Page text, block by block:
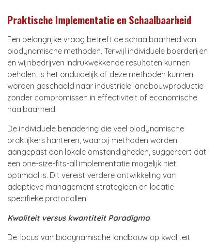
Praktische Implementatie en Schaalbaarheid
Een belangrijke vraag betreft de schaalbaarheid van
biodynamische methoden. Terwijl individuele boerderijen
en wijnbedrijven indrukwekkende resultaten kunnen
behalen, is het onduidelijk of deze methoden kunnen
worden geschaald naar industriële landbouwproductie
zonder compromissen in effectiviteit of economische
haalbaarheid.
De individuele benadering die veel biodynamische
praktijkers hanteren, waarbij methoden worden
aangepast aan lokale omstandigheden, suggereert dat
een one-size-fits-all implementatie mogelijk niet
optimaal is. Dit vereist verdere ontwikkeling van
adaptieve management strategieën en locatie-
specifieke protocollen.
Kwaliteit versus kwantiteit Paradigma
De focus van biodynamische landbouw op kwaliteit